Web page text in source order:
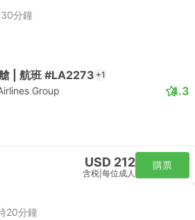
分鐘
| 航班 #LA2273 +1
Group 4.3
USD 212
含税 每位成人
購票
20分鐘